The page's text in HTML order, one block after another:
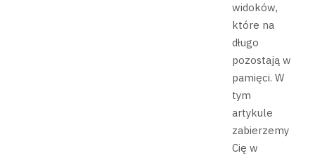
widoków,
które na
długo
pozostają w
pamięci. W
tym
artykule
zabierzemy
Cię w